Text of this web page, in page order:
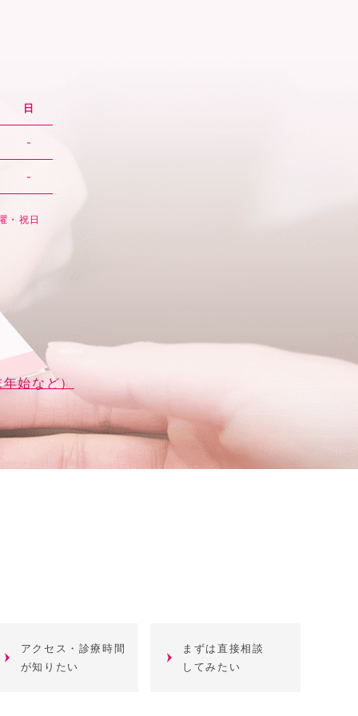
日
-
-
祝日
始など）
アクセス・診療時間
が知りたい
まずは直接相談
してみたい